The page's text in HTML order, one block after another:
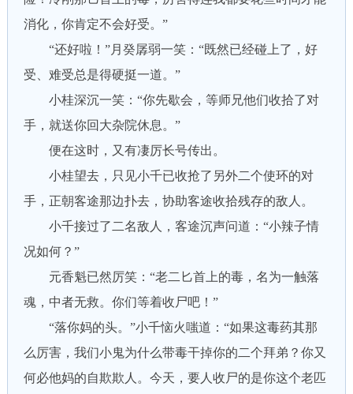
消化，你肯定不会好受。”
“还好啦！”月癸孱弱一笑：“既然已经碰上了，好
受、难受总是得硬挺一道。”
小桂深沉一笑：“你先歇会，等师兄他们收拾了对
手，就送你回大杂院休息。”
便在这时，又有凄厉长号传出。
小桂望去，只见小千已收抢了另外二个使环的对
手，正朝客途那边扑去，协助客途收拾残存的敌人。
小千接过了二名敌人，客途沉声问道：“小辣子情
况如何？”
元香魁已然厉笑：“老二匕首上的毒，名为一触落
魂，中者无救。你们等着收尸吧！”
“落你妈的头。”小千恼火嗤道：“如果这毒药其那
么厉害，我们小鬼为什么带毒干掉你的二个拜弟？你又
何必他妈的自欺欺人。今天，要人收尸的是你这个老匹